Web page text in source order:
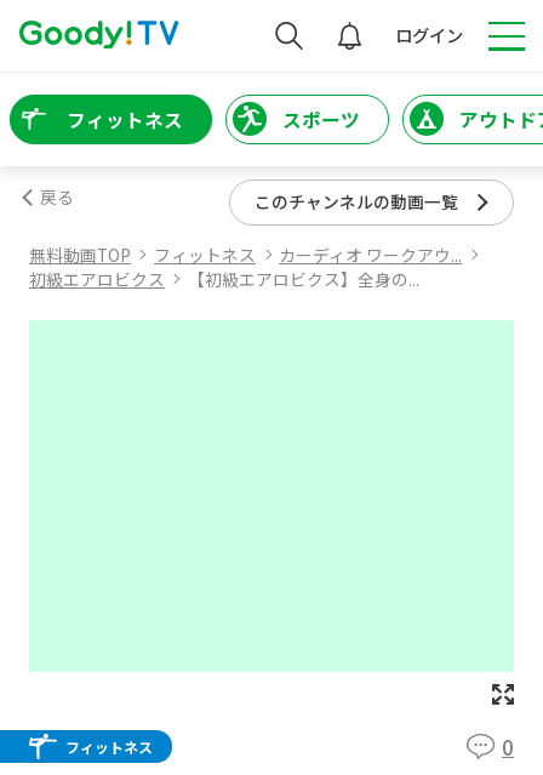
検索 ログイン
フィットネス スポーツ アウトド
戻る このチャンネルの動画一覧
無料動画TOP フィットネス
カーディオ ワークアウ...
初級エアロビクス
【初級エアロビクス】全身の...
フィットネス 0